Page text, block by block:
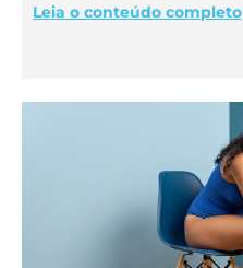
Leia o conteúdo completo